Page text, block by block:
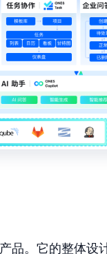
品。它的整体设